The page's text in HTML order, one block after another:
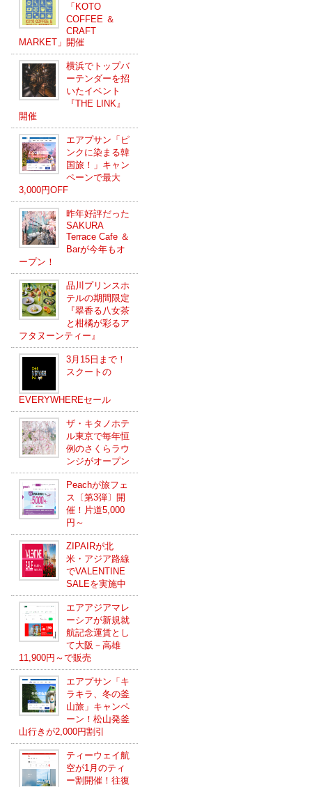
「KOTO
COFFEE ＆
CRAFT
MARKET」開催
横浜でトップバ
ーテンダーを招
いたイベント
『THE LINK』
開催
エアプサン「ピ
ンクに染まる韓
国旅！」キャン
ペーンで最大
3,000円OFF
昨年好評だった
SAKURA
Terrace Cafe ＆
Barが今年もオ
ープン！
品川プリンスホ
テルの期間限定
『翠香る八女茶
と柑橘が彩るア
フタヌーンティー』
3月15日まで！
スクートの
EVERYWHEREセール
ザ・キタノホテ
ル東京で毎年恒
例のさくらラウ
ンジがオープン
Peachが旅フェ
ス〔第3弾〕開
催！片道5,000
円～
ZIPAIRが北
米・アジア路線
でVALENTINE
SALEを実施中
エアアジアマレ
ーシアが新規就
航記念運賃とし
て大阪－高雄
11,900円～で販売
エアプサン「キ
ラキラ、冬の釜
山旅」キャンペ
ーン！松山発釜
山行きが2,000円割引
ティーウェイ航
空が1月のティ
ー割開催！往復